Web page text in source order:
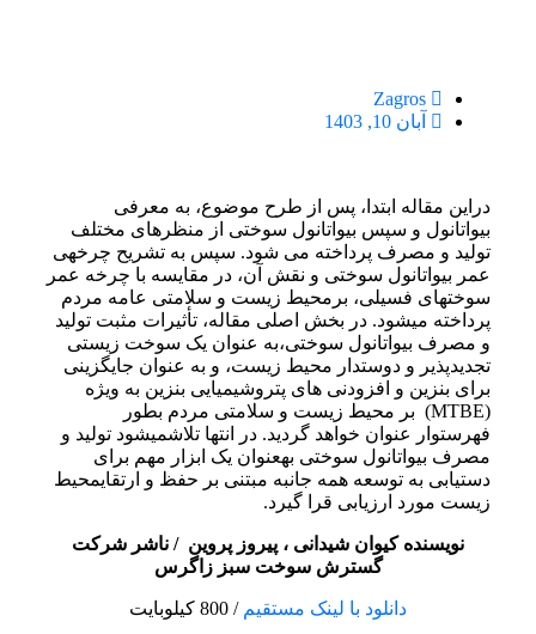
Zagros
آبان 10, 1403
دراین مقاله ابتدا، پس از طرح موضوع، به معرفی
بیواتانول و سپس بیواتانول سوختی از منظرهای مختلف
تولید و مصرف پرداخته می شود. سپس به تشریح چرخهی
عمر بیواتانول سوختی و نقش آن، در مقایسه با چرخه عمر
سوختهای فسیلی، برمحیط زیست و سلامتی عامه مردم
پرداخته میشود. در بخش اصلی مقاله، تأثیرات مثبت تولید
و مصرف بیواتانول سوختی،به عنوان یک سوخت زیستی
تجدیدپذیر و دوستدار محیط زیست، و به عنوان جایگزینی
برای بنزین و افزودنی های پتروشیمیایی بنزین به ویژه
(MTBE) بر محیط زیست و سلامتی مردم بطور
فهرستوار عنوان خواهد گردید. در انتها تلاشمیشود تولید و
مصرف بیواتانول سوختی بهعنوان یک ابزار مهم برای
دستیابی به توسعه همه جانبه مبتنی بر حفظ و ارتقایمحیط
زیست مورد ارزیابی قرا گیرد.
نویسنده کیوان شیدانی ، پیروز پروین / ناشر شرکت
گسترش سوخت سبز زاگرس
دانلود با لینک مستقیم / 800 کیلوبایت